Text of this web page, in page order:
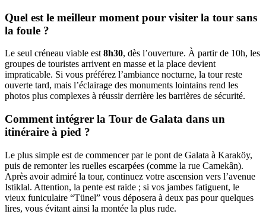
Quel est le meilleur moment pour visiter la tour sans
la foule ?
Le seul créneau viable est 8h30, dès l’ouverture. À partir de 10h, les
groupes de touristes arrivent en masse et la place devient
impraticable. Si vous préférez l’ambiance nocturne, la tour reste
ouverte tard, mais l’éclairage des monuments lointains rend les
photos plus complexes à réussir derrière les barrières de sécurité.
Comment intégrer la Tour de Galata dans un
itinéraire à pied ?
Le plus simple est de commencer par le pont de Galata à Karaköy,
puis de remonter les ruelles escarpées (comme la rue Camekân).
Après avoir admiré la tour, continuez votre ascension vers l’avenue
Istiklal. Attention, la pente est raide ; si vos jambes fatiguent, le
vieux funiculaire “Tünel” vous déposera à deux pas pour quelques
lires, vous évitant ainsi la montée la plus rude.